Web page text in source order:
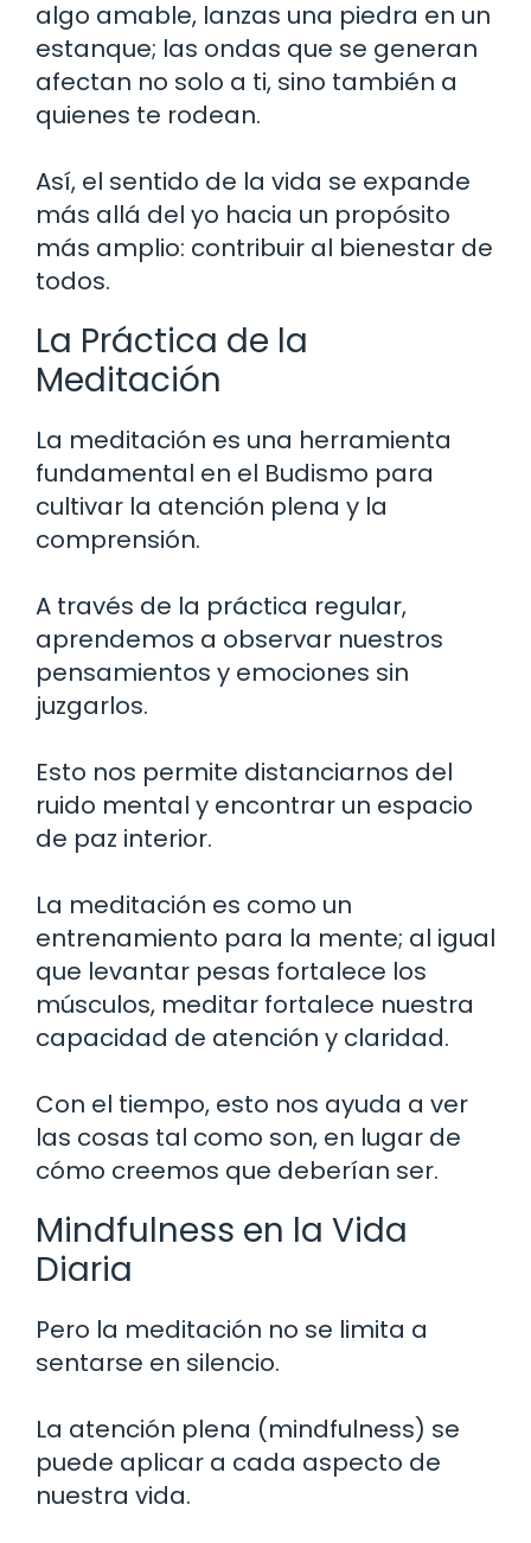
algo amable, lanzas una piedra en un
estanque; las ondas que se generan
afectan no solo a ti, sino también a
quienes te rodean.
Así, el sentido de la vida se expande
más allá del yo hacia un propósito
más amplio: contribuir al bienestar de
todos.
La Práctica de la
Meditación
La meditación es una herramienta
fundamental en el Budismo para
cultivar la atención plena y la
comprensión.
A través de la práctica regular,
aprendemos a observar nuestros
pensamientos y emociones sin
juzgarlos.
Esto nos permite distanciarnos del
ruido mental y encontrar un espacio
de paz interior.
La meditación es como un
entrenamiento para la mente; al igual
que levantar pesas fortalece los
músculos, meditar fortalece nuestra
capacidad de atención y claridad.
Con el tiempo, esto nos ayuda a ver
las cosas tal como son, en lugar de
cómo creemos que deberían ser.
Mindfulness en la Vida
Diaria
Pero la meditación no se limita a
sentarse en silencio.
La atención plena (mindfulness) se
puede aplicar a cada aspecto de
nuestra vida.